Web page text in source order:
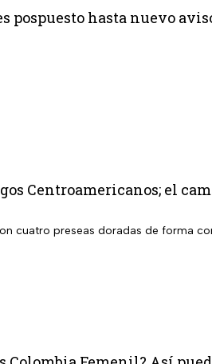
pospuesto hasta nuevo
Centroamericanos; el
cuatro preseas doradas de forma